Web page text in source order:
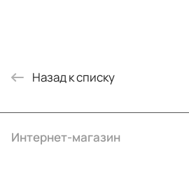
Назад к списку
Интернет-магазин